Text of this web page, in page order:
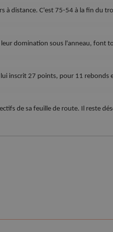
à distance. C'est 75-54 à la fin du
domination sous l'anneau, font
inscrit 27 points, pour 11 rebonds
de sa feuille de route. Il reste